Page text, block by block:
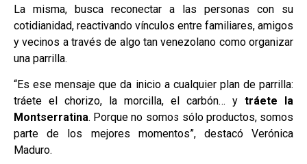
La misma, busca reconectar a las personas con su
cotidianidad, reactivando vínculos entre familiares, amigos
y vecinos a través de algo tan venezolano como organizar
una parrilla.
“Es ese mensaje que da inicio a cualquier plan de parrilla:
tráete el chorizo, la morcilla, el carbón… y tráete la
Montserratina. Porque no somos sólo productos, somos
parte de los mejores momentos”, destacó Verónica
Maduro.